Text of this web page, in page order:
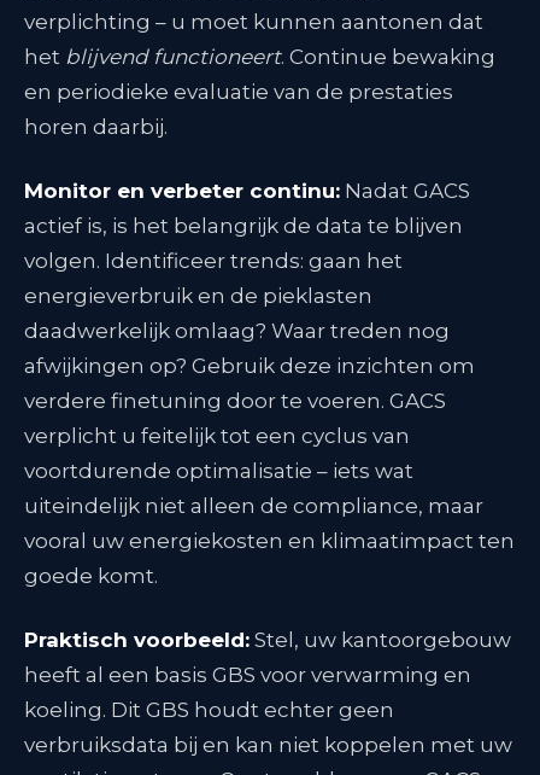
verplichting – u moet kunnen aantonen dat
het blijvend functioneert. Continue bewaking
en periodieke evaluatie van de prestaties
horen daarbij.
Monitor en verbeter continu: Nadat GACS
actief is, is het belangrijk de data te blijven
volgen. Identificeer trends: gaan het
energieverbruik en de pieklasten
daadwerkelijk omlaag? Waar treden nog
afwijkingen op? Gebruik deze inzichten om
verdere finetuning door te voeren. GACS
verplicht u feitelijk tot een cyclus van
voortdurende optimalisatie – iets wat
uiteindelijk niet alleen de compliance, maar
vooral uw energiekosten en klimaatimpact ten
goede komt.
Praktisch voorbeeld: Stel, uw kantoorgebouw
heeft al een basis GBS voor verwarming en
koeling. Dit GBS houdt echter geen
verbruiksdata bij en kan niet koppelen met uw